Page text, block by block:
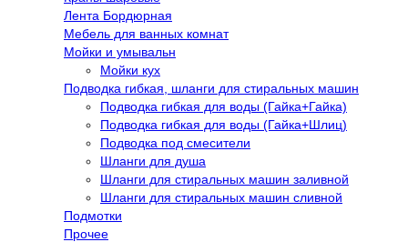
Лента Бордюрная
Мебель для ванных комнат
Мойки и умывальн
Мойки кух
Подводка гибкая, шланги для стиральных машин
Подводка гибкая для воды (Гайка+Гайка)
Подводка гибкая для воды (Гайка+Шлиц)
Подводка под смесители
Шланги для душа
Шланги для стиральных машин заливной
Шланги для стиральных машин сливной
Подмотки
Прочее